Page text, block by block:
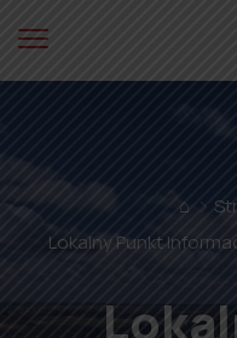
⌂
Lokalny Punkt